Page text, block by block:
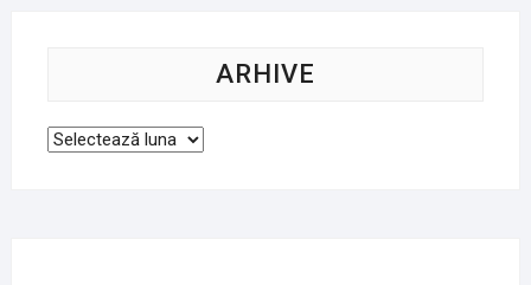
ARHIVE
Arhive